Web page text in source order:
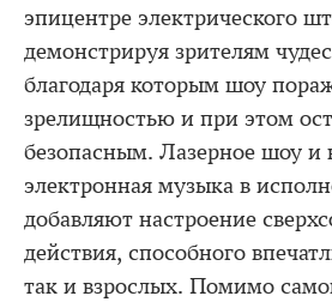
эпицентре электрического
демонстрируя зрителям
благодаря которым шоу
зрелищностью и при этом
безопасным. Лазерное шоу и
электронная музыка в
добавляют настроение
действия, способного
так и взрослых. Помимо